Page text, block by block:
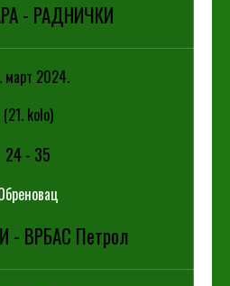
- РАДНИЧКИ
март 2024.
(21. kolo)
24- 35
- ВРБАС Петрол